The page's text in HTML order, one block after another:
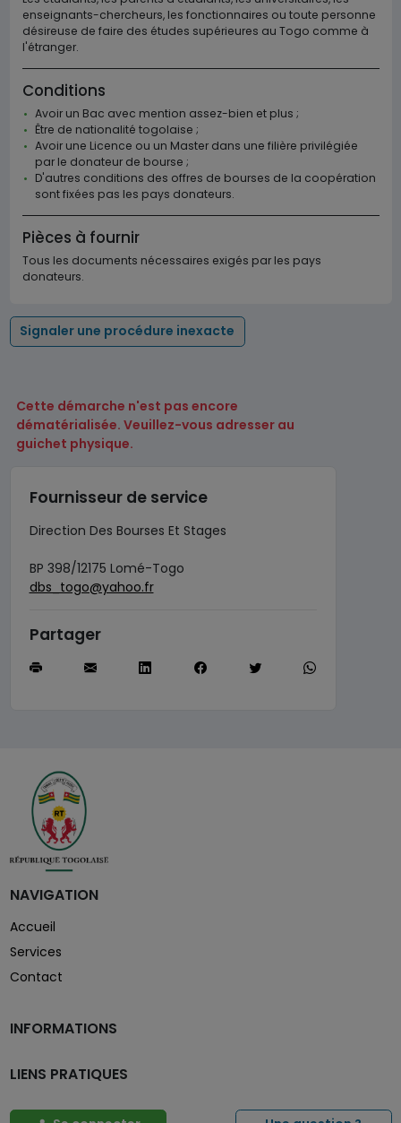
enseignants-chercheurs, les fonctionnaires ou toute personne
désireuse de faire des études supérieures au Togo comme à
l'étranger.
Conditions
Avoir un Bac avec mention assez-bien et plus ;
Être de nationalité togolaise ;
Avoir une Licence ou un Master dans une filière privilégiée
par le donateur de bourse ;
D'autres conditions des offres de bourses de la coopération
sont fixées pas les pays donateurs.
Pièces à fournir
Tous les documents nécessaires exigés par les pays
donateurs.
Signaler une procédure inexacte
Cette démarche n'est pas encore
dématérialisée. Veuillez-vous adresser au
guichet physique.
Fournisseur de service
Direction Des Bourses Et Stages
BP 398/12175 Lomé-Togo
dbs_togo@yahoo.fr
Partager
NAVIGATION
Accueil
Services
Contact
INFORMATIONS
LIENS PRATIQUES